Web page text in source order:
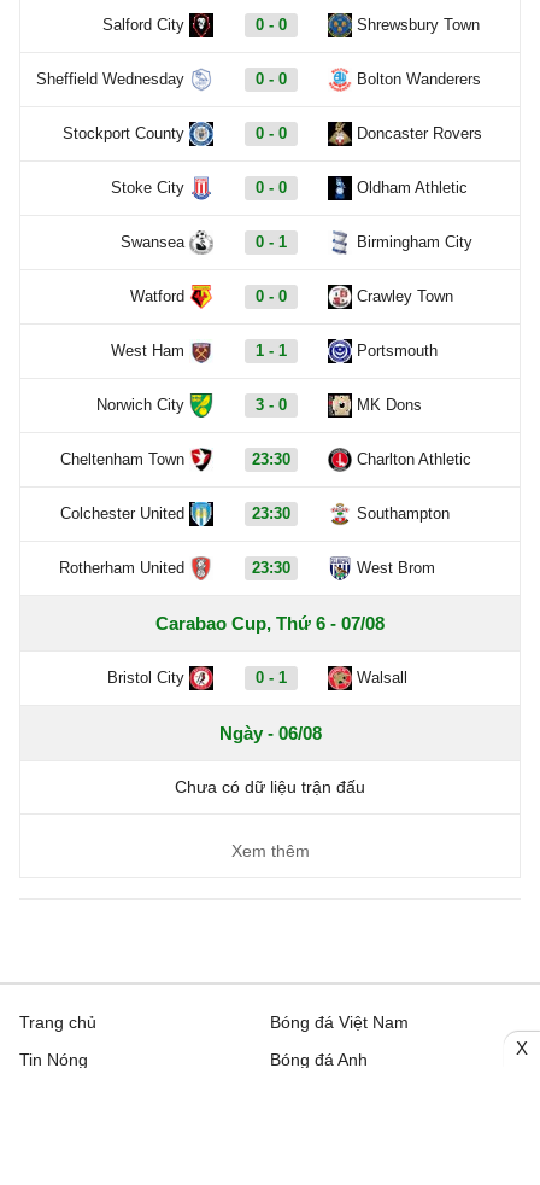
Salford City 0 - 0 Shrewsbury Town
Sheffield Wednesday 0 - 0 Bolton Wanderers
Stockport County 0 - 0 Doncaster Rovers
Stoke City 0 - 0 Oldham Athletic
Swansea 0 - 1 Birmingham City
Watford 0 - 0 Crawley Town
West Ham 1 - 1 Portsmouth
Norwich City 3 - 0 MK Dons
Cheltenham Town 23:30 Charlton Athletic
Colchester United 23:30 Southampton
Rotherham United 23:30 West Brom
Carabao Cup, Thứ 6 - 07/08
Bristol City 0 - 1 Walsall
Ngày - 06/08
Chưa có dữ liệu trận đấu
Xem thêm
Trang chủ
Tin Nóng
Bóng đá Việt Nam
Bóng đá Anh
X